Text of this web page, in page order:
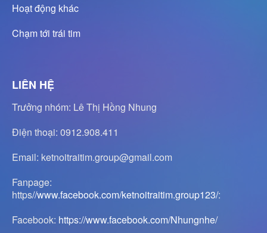
Hoạt động khác
Chạm tới trái tim
LIÊN HỆ
Trưởng nhóm: Lê Thị Hồng Nhung
Điện thoại: 0912.908.411
Email: ketnoitraitim.group@gmail.com
Fanpage:
https//www.facebook.com/ketnoitraitim.group123/:
Facebook: https://www.facebook.com/Nhungnhe/